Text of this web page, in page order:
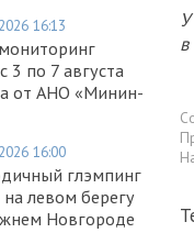
16:13
3 по 7 августа
от АНО «Минин-
16:00
глэмпинг
на левом берегу
Новгороде